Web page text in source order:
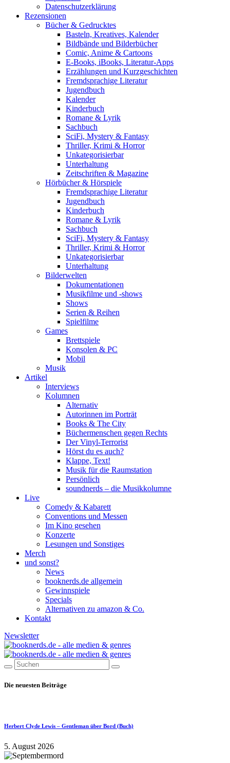
Datenschutzerklärung
Rezensionen
Bücher & Gedrucktes
Basteln, Kreatives, Kalender
Bildbände und Bilderbücher
Comic, Anime & Cartoons
E-Books, iBooks, Literatur-Apps
Erzählungen und Kurzgeschichten
Fremdsprachige Literatur
Jugendbuch
Kalender
Kinderbuch
Romane & Lyrik
Sachbuch
SciFi, Mystery & Fantasy
Thriller, Krimi & Horror
Unkategorisierbar
Unterhaltung
Zeitschriften & Magazine
Hörbücher & Hörspiele
Fremdsprachige Literatur
Jugendbuch
Kinderbuch
Romane & Lyrik
Sachbuch
SciFi, Mystery & Fantasy
Thriller, Krimi & Horror
Unkategorisierbar
Unterhaltung
Bilderwelten
Dokumentationen
Musikfilme und -shows
Shows
Serien & Reihen
Spielfilme
Games
Brettspiele
Konsolen & PC
Mobil
Musik
Artikel
Interviews
Kolumnen
Alternativ
Autorinnen im Porträt
Books & The City
Büchermenschen gegen Rechts
Der Vinyl-Terrorist
Hörst du es auch?
Klappe, Text!
Musik für die Raumstation
Persönlich
soundnerds – die Musikkolumne
Live
Comedy & Kabarett
Conventions und Messen
Im Kino gesehen
Konzerte
Lesungen und Sonstiges
Merch
und sonst?
News
booknerds.de allgemein
Gewinnspiele
Specials
Alternativen zu amazon & Co.
Kontakt
Newsletter
Die neuesten Beiträge
Herbert Clyde Lewis – Gentleman über Bord (Buch)
5. August 2026